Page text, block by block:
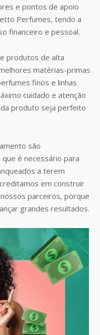
e pontos de apoio
Perfumes, tendo a
financeiro e pessoal.
produtos de alta
matérias-primas
finos e linhas
cuidado e atenção
produto seja perfeito
são
é necessário para
a terem
em construir
parceiros, porque
grandes resultados.